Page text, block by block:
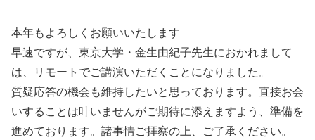
本年もよろしくお願いいたします
早速ですが、東京大学・金生由紀子先生におかれまして
は、リモートでご講演いただくことになりました。
質疑応答の機会も維持したいと思っております。直接お会
いすることは叶いませんがご期待に添えますよう、準備を
進めております。諸事情ご拝察の上、ご了承ください。